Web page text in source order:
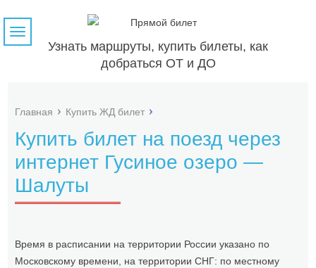
Узнать маршруты, купить билеты, как
добраться ОТ и ДО
Навигация
Главная Купить ЖД билет
Купить билет на поезд через
интернет Гусиное озеро —
Шалуты
Время в расписании на территории России указано по
Московскому времени, на территории СНГ: по местному